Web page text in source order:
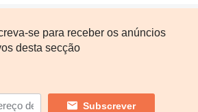
se para receber os anúncios
desta secção
Subscrever